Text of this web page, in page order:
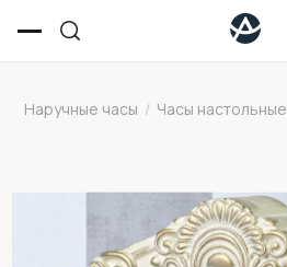
Наручные часы / Часы настольные